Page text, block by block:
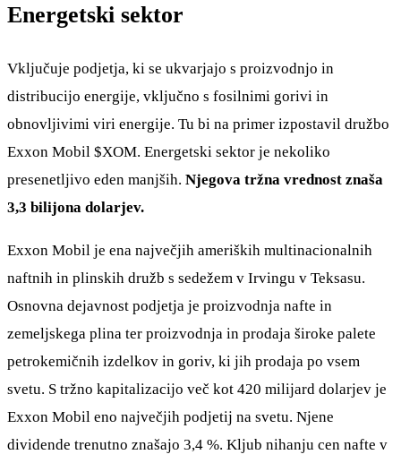
Energetski sektor
Vključuje podjetja, ki se ukvarjajo s proizvodnjo in
distribucijo energije, vključno s fosilnimi gorivi in
obnovljivimi viri energije. Tu bi na primer izpostavil družbo
Exxon Mobil $XOM. Energetski sektor je nekoliko
presenetljivo eden manjših. Njegova tržna vrednost znaša
3,3 bilijona dolarjev.
Exxon Mobil je ena največjih ameriških multinacionalnih
naftnih in plinskih družb s sedežem v Irvingu v Teksasu.
Osnovna dejavnost podjetja je proizvodnja nafte in
zemeljskega plina ter proizvodnja in prodaja široke palete
petrokemičnih izdelkov in goriv, ki jih prodaja po vsem
svetu. S tržno kapitalizacijo več kot 420 milijard dolarjev je
Exxon Mobil eno največjih podjetij na svetu. Njene
dividende trenutno znašajo 3,4 %. Kljub nihanju cen nafte v